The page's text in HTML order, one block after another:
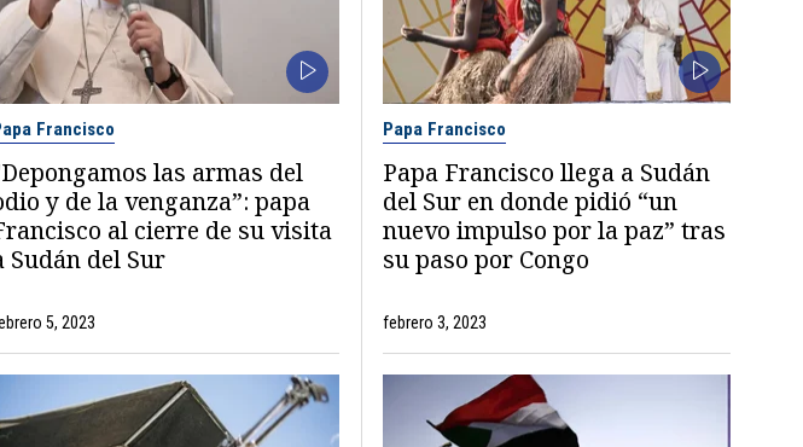
Francisco
las armas del
y de la venganza”: papa
al cierre de su visita
Sudán del Sur
5, 2023
Papa Francisco
Papa Francisco llega a Sudán
del Sur en donde pidió “un
nuevo impulso por la paz” tras
su paso por Congo
febrero 3, 2023